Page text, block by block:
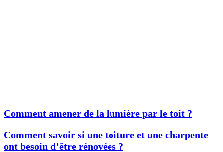
Comment amener de la lumière par le toit ?
Comment savoir si une toiture et une charpente
ont besoin d’être rénovées ?